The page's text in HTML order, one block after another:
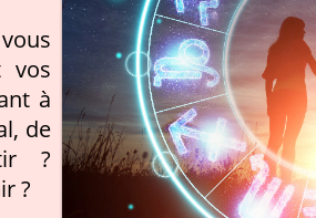
vos
à
de
?
?